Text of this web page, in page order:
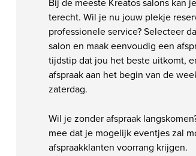
terecht. Wil je nu jouw plekje
professionele service? Selecteer
salon en maak eenvoudig een
tijdstip dat jou het beste uitkomt,
afspraak aan het begin van de
zaterdag.
Wil je zonder afspraak
mee dat je mogelijk eventjes zal
afspraakklanten voorrang krijgen.